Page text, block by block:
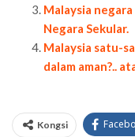
Malaysia
Negara Sekular.
Malaysia satu-
dalam aman?..
Kongsi